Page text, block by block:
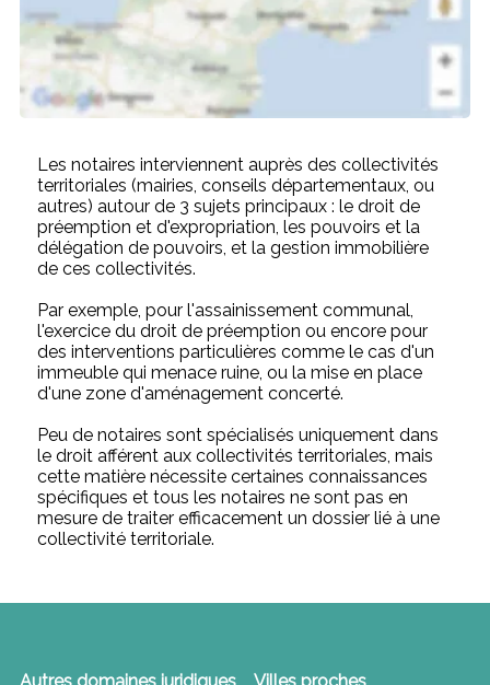
Les notaires interviennent auprès des collectivités
territoriales (mairies, conseils départementaux, ou
autres) autour de 3 sujets principaux : le droit de
préemption et d'expropriation, les pouvoirs et la
délégation de pouvoirs, et la gestion immobilière
de ces collectivités.
Par exemple, pour l'assainissement communal,
l'exercice du droit de préemption ou encore pour
des interventions particulières comme le cas d'un
immeuble qui menace ruine, ou la mise en place
d'une zone d'aménagement concerté.
Peu de notaires sont spécialisés uniquement dans
le droit afférent aux collectivités territoriales, mais
cette matière nécessite certaines connaissances
spécifiques et tous les notaires ne sont pas en
mesure de traiter efficacement un dossier lié à une
collectivité territoriale.